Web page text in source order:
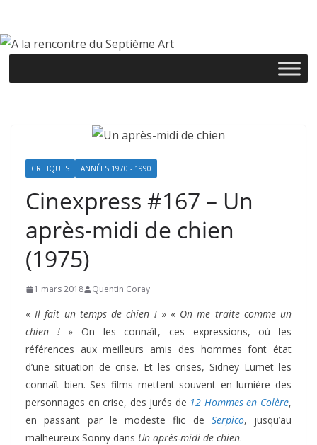
contenu
CRITIQUES ANNÉES 1970 - 1990
Cinexpress #167 – Un
après-midi de chien
(1975)
1 mars 2018 Quentin Coray
«Il fait un temps de chien !» « On me traite comme un
chien !» On les connaît, ces expressions, où les
références aux meilleurs amis des hommes font état
d’une situation de crise. Et les crises, Sidney Lumet les
connaît bien. Ses films mettent souvent en lumière des
personnages en crise, des jurés de 12 Hommes en Colère,
en passant par le modeste flic de Serpico, jusqu’au
malheureux Sonny dans Un après-midi de chien.